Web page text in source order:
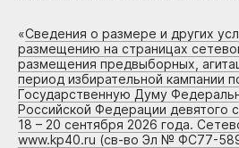
«Сведения о размере и других
размещению на страницах
размещения предвыборных,
период избирательной кампании
Государственную Думу
Российской Федерации девятого
18 – 20 сентября 2026 года.
www.kp40.ru (св-во Эл № ФС77-